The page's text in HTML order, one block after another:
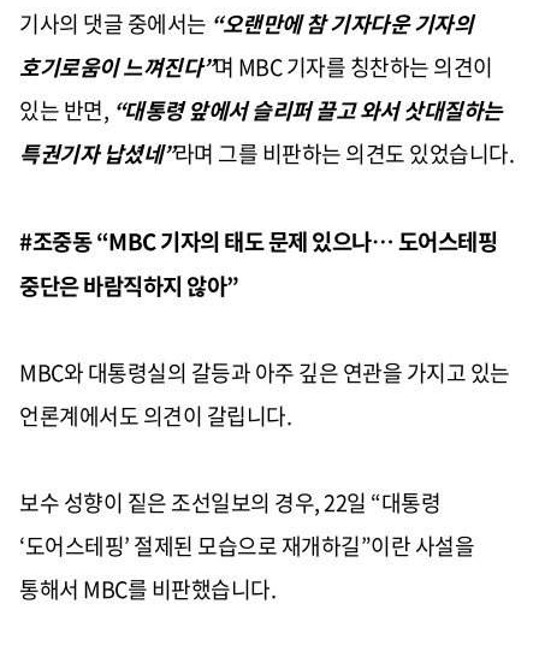
기사의 댓글 중에서는 “오랜만에 참 기자다운 기자의
호기로움이 느껴진다”며 MBC기자를 칭찬하는 의견이
있는 반면, “대통령 앞에서 슬리퍼 끌고 와서 삿대질하는
특권기자 납셨네”라며 그를 비판하는 의견도 있었습니다.
#조중동“MBC기자의 태도 문제 있으나…도어스테핑
중단은 바람직하지 않아”
MBC와 대통령실의 갈등과 아주 깊은 연관을 가지고 있는
언론계에서도 의견이 갈립니다.
보수 성향이 짙은 조선일보의 경우, 22일 “대통령
‘도어스테핑’절제된 모습으로 재개하길”이란 사설을
통해서 MBC를 비판했습니다.